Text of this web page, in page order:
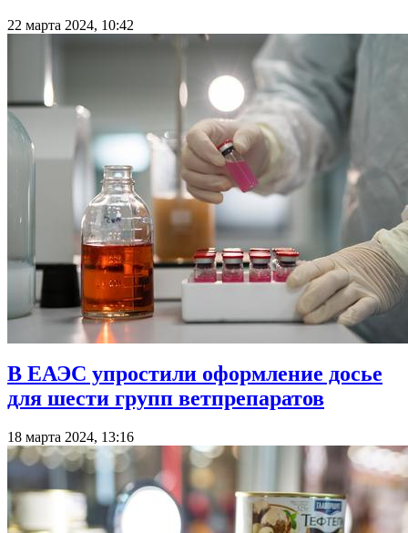
22 марта 2024, 10:42
В ЕАЭС упростили оформление досье
для шести групп ветпрепаратов
18 марта 2024, 13:16